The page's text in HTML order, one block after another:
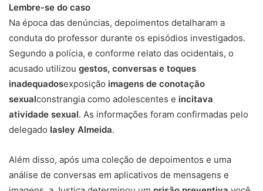
Lembre-se do caso
Na época das denúncias, depoimentos detalharam a
conduta do professor durante os episódios investigados.
Segundo a polícia, e conforme relato das ocidentais, o
acusado utilizou gestos, conversas e toques
inadequadosexposição imagens de conotação
sexualconstrangia como adolescentes e incitava
atividade sexual. As informações foram confirmadas pelo
delegado Iasley Almeida.
Além disso, após uma coleção de depoimentos e uma
análise de conversas em aplicativos de mensagens e